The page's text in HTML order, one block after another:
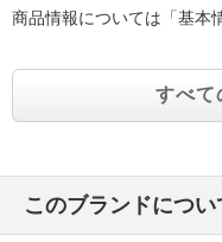
商品情報については「基本
すべて
このブランドについ